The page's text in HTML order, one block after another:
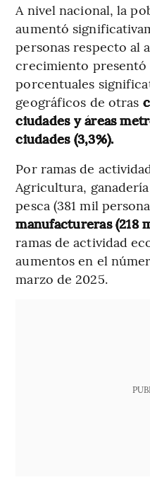
A nivel nacional, la
aumentó
personas respecto al
crecimiento presentó
porcentuales
geográficos de otras
ciudades y áreas
ciudades (3,3%).
Por ramas de
Agricultura,
pesca (381 mil
manufactureras (218
ramas de actividad
aumentos en el
marzo de 2025.